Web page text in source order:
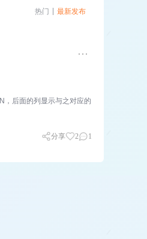
热门 最新发布
，后面的列显示与之对应的
分享 2 1